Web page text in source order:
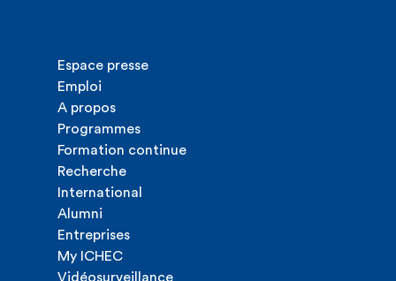
Espace presse
Emploi
A propos
Programmes
Formation continue
Recherche
International
Alumni
Entreprises
My ICHEC
Vidéosurveillance